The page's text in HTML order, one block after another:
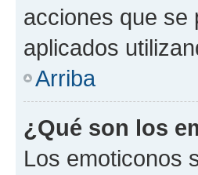
acciones que se
aplicados
Arriba
¿Qué son los
Los emoticonos